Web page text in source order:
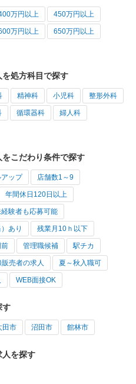
万円以上 450万円以上
万円以上 650万円以上
処方科目で探す
精神科 小児科 整形外科
循環器科 婦人科
こだわり条件で探す
ップ 店舗数1～9
年間休日120日以上
験者も応募可能
あり 残業月10ｈ以下
管理職候補 駅チカ
販売者の求人 夏～秋入職可
WEB面接OK
す
田市 沼田市 館林市
人を探す